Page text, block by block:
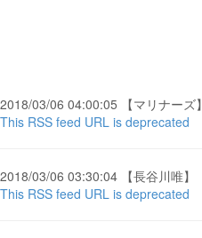
2018/03/06 04:00:05 【マリナーズ】
This RSS feed URL is deprecated
2018/03/06 03:30:04 【長谷川唯】
This RSS feed URL is deprecated